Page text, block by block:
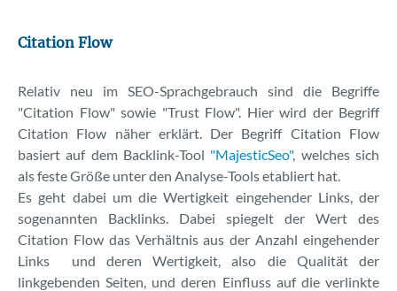
Kontakt
Über uns
Citation Flow
Relativ neu im SEO-Sprachgebrauch sind die Begriffe
"Citation Flow" sowie "Trust Flow". Hier wird der Begriff
Citation Flow näher erklärt. Der Begriff Citation Flow
basiert auf dem Backlink-Tool "MajesticSeo", welches sich
als feste Größe unter den Analyse-Tools etabliert hat.
Es geht dabei um die Wertigkeit eingehender Links, der
sogenannten Backlinks. Dabei spiegelt der Wert des
Citation Flow das Verhältnis aus der Anzahl eingehender
Links und deren Wertigkeit, also die Qualität der
linkgebenden Seiten, und deren Einfluss auf die verlinkte